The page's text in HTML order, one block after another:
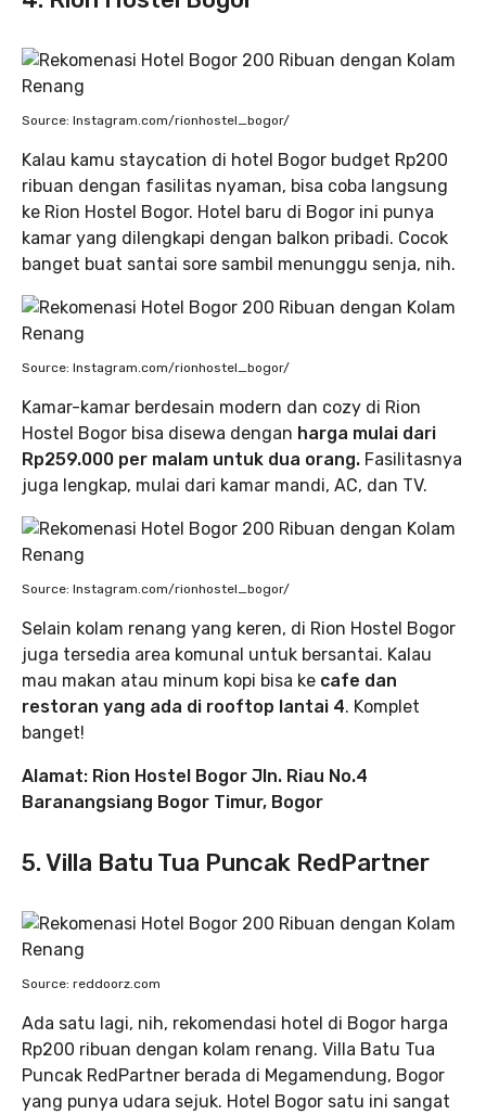
Source: Instagram.com/rionhostel_bogor/
Kalau kamu staycation di hotel Bogor budget Rp200
ribuan dengan fasilitas nyaman, bisa coba langsung
ke Rion Hostel Bogor. Hotel baru di Bogor ini punya
kamar yang dilengkapi dengan balkon pribadi. Cocok
banget buat santai sore sambil menunggu senja, nih.
Source: Instagram.com/rionhostel_bogor/
Kamar-kamar berdesain modern dan cozy di Rion
Hostel Bogor bisa disewa dengan harga mulai dari
Rp259.000 per malam untuk dua orang. Fasilitasnya
juga lengkap, mulai dari kamar mandi, AC, dan TV.
Source: Instagram.com/rionhostel_bogor/
Selain kolam renang yang keren, di Rion Hostel Bogor
juga tersedia area komunal untuk bersantai. Kalau
mau makan atau minum kopi bisa ke cafe dan
restoran yang ada di rooftop lantai 4. Komplet
banget!
Alamat: Rion Hostel Bogor Jln. Riau No.4
Baranangsiang Bogor Timur, Bogor
5. Villa Batu Tua Puncak RedPartner
Source: reddoorz.com
Ada satu lagi, nih, rekomendasi hotel di Bogor harga
Rp200 ribuan dengan kolam renang. Villa Batu Tua
Puncak RedPartner berada di Megamendung, Bogor
yang punya udara sejuk. Hotel Bogor satu ini sangat